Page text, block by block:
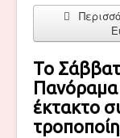
Το
Πανόραμα
έκτακτο